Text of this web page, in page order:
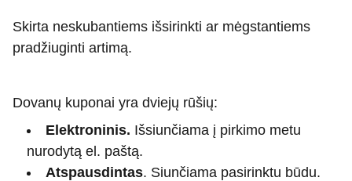
Skirta neskubantiems išsirinkti ar mėgstantiems
pradžiuginti artimą.
Dovanų kuponai yra dviejų rūšių:
Elektroninis. Išsiunčiama į pirkimo metu
nurodytą el. paštą.
Atspausdintas. Siunčiama pasirinktu būdu.